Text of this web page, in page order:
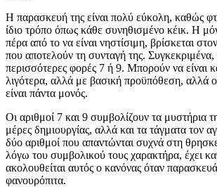
Η παρασκευή της είναι πολύ εύκολη, καθώς
ίδιο τρόπο όπως κάθε συνηθισμένο κέικ. Η
πέρα από το να είναι νηστίσιμη, βρίσκεται
που αποτελούν τη συνταγή της. Συγκεκριμένα,
περισσότερες φορές 7 ή 9. Μπορούν να είναι
λιγότερα, αλλά με βασική προϋπόθεση, αλλά
είναι πάντα μονός.
Οι αριθμοί 7 και 9 συμβολίζουν τα μυστήρια
μέρες δημιουργίας, αλλά και τα τάγματα τον
δύο αριθμοί που απαντώνται συχνά στη
λόγω του συμβολικού τους χαρακτήρα, έχει
ακολουθείται αυτός ο κανόνας όταν
φανουρόπιτα.